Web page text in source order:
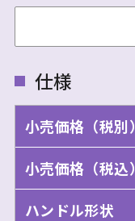
仕様
小売価格（税別）
小売価格（税込）
ハンドル形状